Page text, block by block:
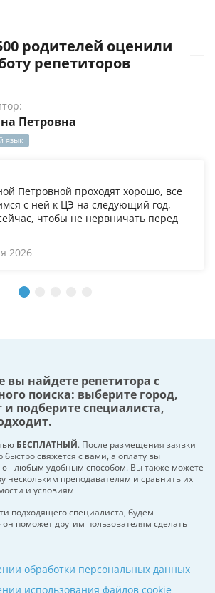
родителей оценили
репетиторов
Петровна
язык
Петровной проходят хорошо, все
с ней к ЦЭ на следующий год,
чтобы не нервничать перед
2026
найдете репетитора с
поиска: выберите город,
подберите специалиста,
БЕСПЛАТНЫЙ. После размещения заявки
свяжется с вами, а оплату вы
- любым удобным способом. Вы также можете
нескольким преподавателям и сравнить их
и условиям
подходящего специалиста, будем
поможет другим пользователям сделать
обработки персональных данных
использования файлов cookie